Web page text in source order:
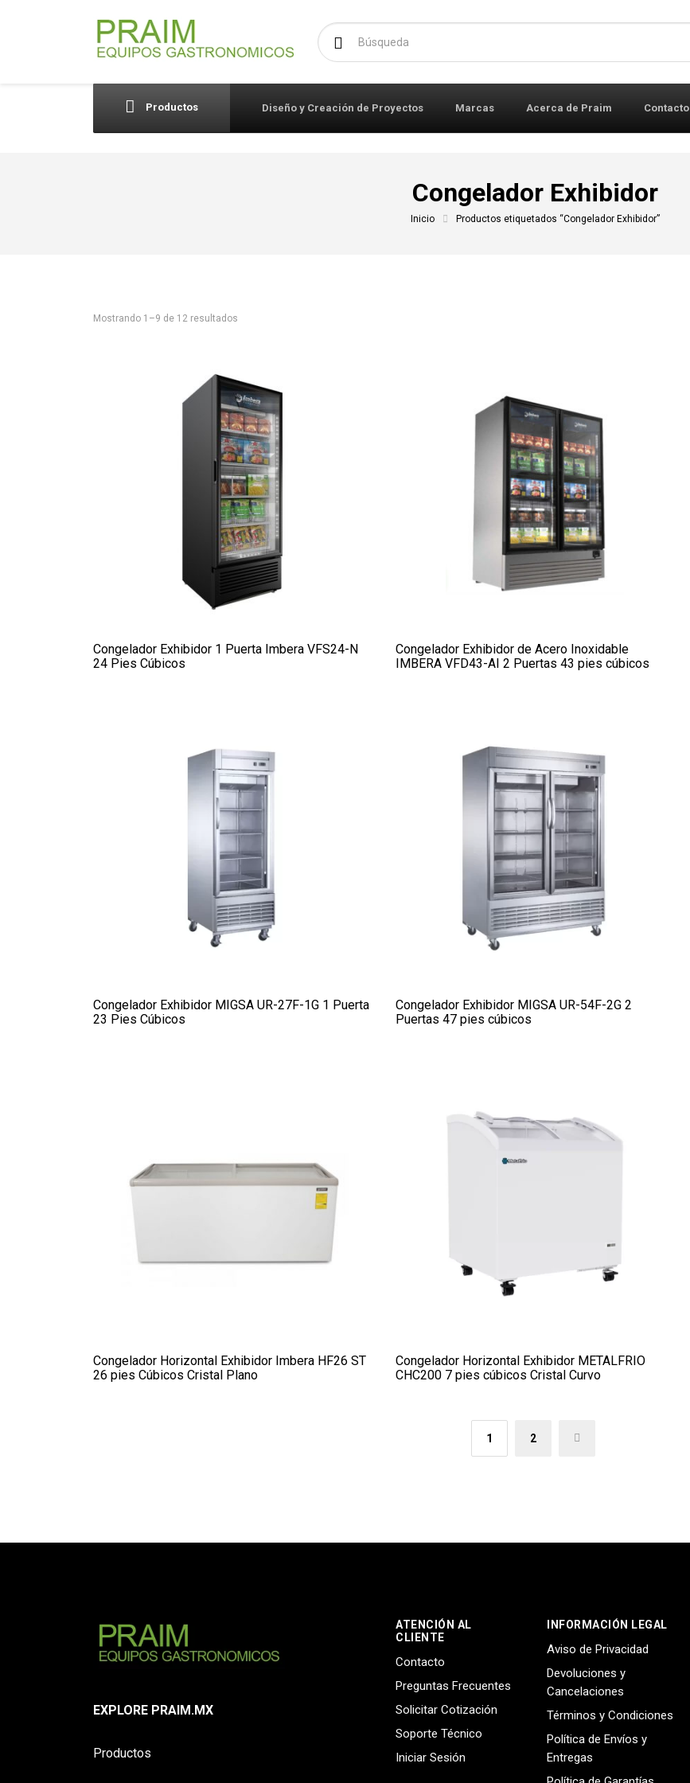
Buscar:
Productos Diseño y Creación de Proyectos Marcas Acerca de Praim Contacto
Congelador Exhibidor
Inicio Productos etiquetados “Congelador Exhibidor”
Mostrando 1–9 de 12 resultados
Congelador Exhibidor 1 Puerta Imbera VFS24-N
24 Pies Cúbicos
Congelador Exhibidor de Acero Inoxidable
IMBERA VFD43-AI 2 Puertas 43 pies cúbicos
Congelador Exhibidor MIGSA UR-27F-1G 1 Puerta
23 Pies Cúbicos
Congelador Exhibidor MIGSA UR-54F-2G 2
Puertas 47 pies cúbicos
Congelador Horizontal Exhibidor Imbera HF26 ST
26 pies Cúbicos Cristal Plano
Congelador Horizontal Exhibidor METALFRIO
CHC200 7 pies cúbicos Cristal Curvo
1 2 →
EXPLORE PRAIM.MX
Productos
ATENCIÓN AL
CLIENTE
Contacto
Preguntas Frecuentes
Solicitar Cotización
Soporte Técnico
Iniciar Sesión
INFORMACIÓN LEGAL
Aviso de Privacidad
Devoluciones y
Cancelaciones
Términos y Condiciones
Política de Envíos y
Entregas